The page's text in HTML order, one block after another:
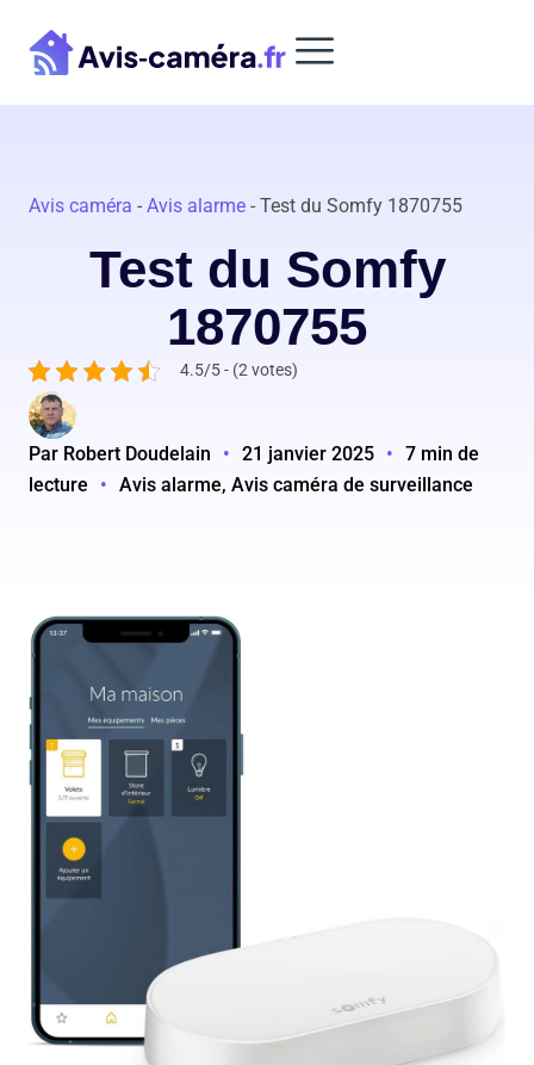
contenu
Avis caméra - Avis alarme - Test du Somfy 1870755
Test du Somfy
1870755
4.5/5 - (2 votes)
Par Robert Doudelain • 21 janvier 2025 • 7 min de
lecture
• Avis alarme, Avis caméra de surveillance